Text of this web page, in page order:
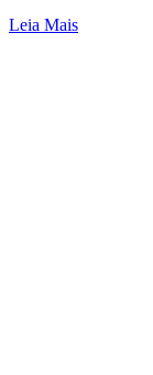
Leia Mais